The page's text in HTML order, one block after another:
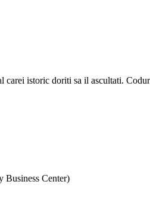
istoric doriti sa il ascultati.
Business Center)